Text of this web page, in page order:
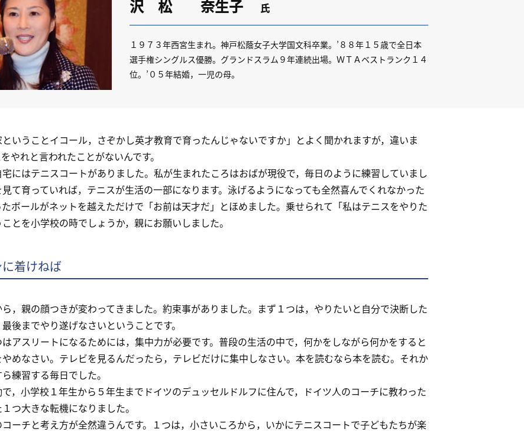
沢 松 奈生子 氏
１９７３年西宮生まれ。神戸松蔭女子大学国文科卒業。’８８年１５歳で全日本
選手権シングルス優勝。グランドスラム９年連続出場。ＷＴＡベストランク１４
位。’０５年結婚，一児の母。
いうことイコール，さぞかし英才教育で育ったんじゃないですか」とよく聞かれますが，違いま
やれと言われたことがないんです。
にはテニスコートがありました。私が生まれたころはおばが現役で，毎日のように練習していまし
て育っていれば，テニスが生活の一部になります。泳げるようになっても全然喜んでくれなかった
ボールがネットを越えただけで「お前は天才だ」とほめました。乗せられて「私はテニスをやりた
とを小学校の時でしょうか，親にお願いしました。
着けねば
，親の顔つきが変わってきました。約束事がありました。まず１つは，やりたいと自分で決断した
後までやり遂げなさいということです。
アスリートになるためには，集中力が必要です。普段の生活の中で，何かをしながら何かをすると
やめなさい。テレビを見るんだったら，テレビだけに集中しなさい。本を読むなら本を読む。それか
練習する毎日でした。
，小学校１年生から５年生までドイツのデュッセルドルフに住んで，ドイツ人のコーチに教わった
つ大きな転機になりました。
ーチと考え方が全然違うんです。１つは，小さいころから，いかにテニスコートで子どもたちが楽